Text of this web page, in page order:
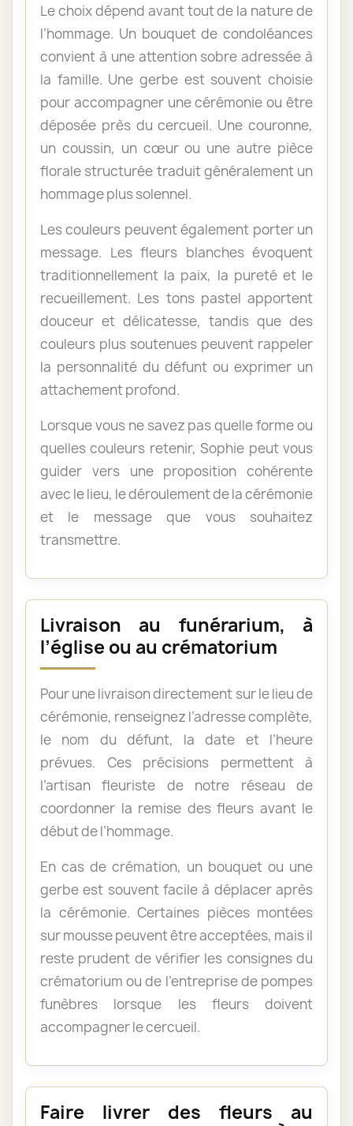
Le choix dépend avant tout de la nature de
l’hommage. Un bouquet de condoléances
convient à une attention sobre adressée à
la famille. Une gerbe est souvent choisie
pour accompagner une cérémonie ou être
déposée près du cercueil. Une couronne,
un coussin, un cœur ou une autre pièce
florale structurée traduit généralement un
hommage plus solennel.
Les couleurs peuvent également porter un
message. Les fleurs blanches évoquent
traditionnellement la paix, la pureté et le
recueillement. Les tons pastel apportent
douceur et délicatesse, tandis que des
couleurs plus soutenues peuvent rappeler
la personnalité du défunt ou exprimer un
attachement profond.
Lorsque vous ne savez pas quelle forme ou
quelles couleurs retenir, Sophie peut vous
guider vers une proposition cohérente
avec le lieu, le déroulement de la cérémonie
et le message que vous souhaitez
transmettre.
Livraison au funérarium, à
l’église ou au crématorium
Pour une livraison directement sur le lieu de
cérémonie, renseignez l’adresse complète,
le nom du défunt, la date et l’heure
prévues. Ces précisions permettent à
l’artisan fleuriste de notre réseau de
coordonner la remise des fleurs avant le
début de l’hommage.
En cas de crémation, un bouquet ou une
gerbe est souvent facile à déplacer après
la cérémonie. Certaines pièces montées
sur mousse peuvent être acceptées, mais il
reste prudent de vérifier les consignes du
crématorium ou de l’entreprise de pompes
funèbres lorsque les fleurs doivent
accompagner le cercueil.
Faire livrer des fleurs au